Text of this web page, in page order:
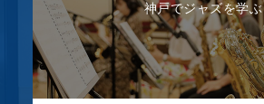
神戸でジャズを学ぶ